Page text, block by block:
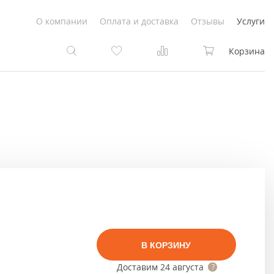
О компании Оплата и доставка Отзывы Услуги
Корзина
В КОРЗИНУ
Доставим24 августа